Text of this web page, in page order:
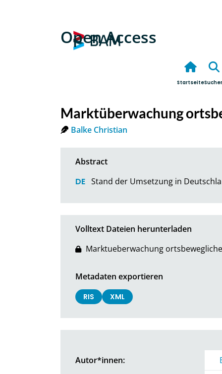
Open Access
Startseite
Marktüberwachung
Balke Christian
Stand der Umsetzung in
Volltext Dateien herunterladen
Marktueberwachung
Metadaten exportieren
RIS XML
Autor*innen: